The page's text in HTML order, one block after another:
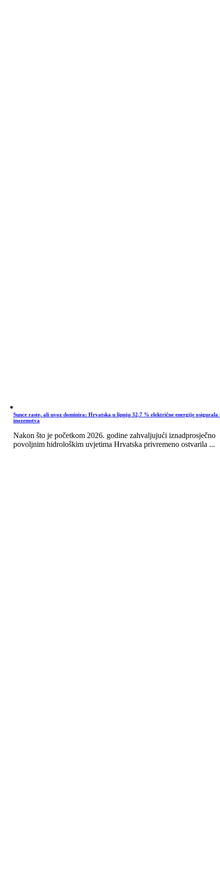
Sunce raste, ali uvoz dominira: Hrvatska u lipnju 32,7 % električne energije osigurala
inozemstva
Nakon što je početkom 2026. godine zahvaljujući iznadprosječno
povoljnim hidrološkim uvjetima Hrvatska privremeno ostvarila ...